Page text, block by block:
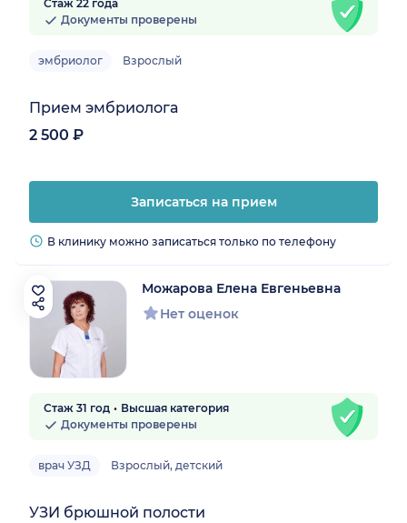
Стаж 22 года
Документы проверены
эмбриолог Взрослый
Прием эмбриолога
2 500 ₽
Записаться на прием
В клинику можно записаться только по телефону
Можарова Елена Евгеньевна
Нет оценок
Стаж 31 год
Высшая категория
Документы проверены
врач УЗД Взрослый, детский
УЗИ брюшной полости